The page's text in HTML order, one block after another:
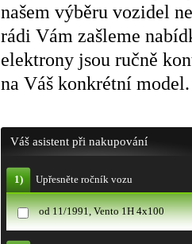
našem výběru vozidel
rádi Vám zašleme
elektrony jsou ručně
na Váš konkrétní model.
Váš asistent při nakupování
1) Upřesněte ročník vozu
od 11/1991, Vento 1H 4x100